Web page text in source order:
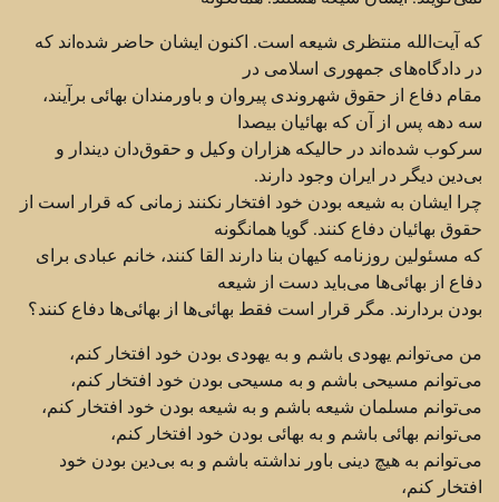
که آیت‌الله ‏منتظری شیعه است. اکنون ایشان حاضر شده‌اند که
در دادگاه‌های جمهوری اسلامی در
مقام دفاع از حقوق ‏شهروندی پیروان و باورمندان بهائی برآیند،
سه دهه پس از آن که بهائیان بیصدا
سرکوب شده‌اند در حالیکه ‏هزاران وکیل و حقوق‌دان دیندار و
بی‌دین دیگر در ایران وجود دارند. ‏
چرا ایشان به شیعه بودن خود افتخار نکنند زمانی که قرار است از
حقوق بهائیان دفاع کنند. گویا همانگونه
که ‏مسئولین روزنامه کیهان بنا دارند القا کنند، خانم عبادی برای
دفاع از بهائی‌ها می‌باید دست از شیعه
بودن بردارند. ‏مگر قرار است فقط بهائی‌ها از بهائی‌ها دفاع کنند؟
من می‌توانم یهودی باشم و به یهودی بودن خود افتخار کنم، ‏
می‌توانم مسیحی باشم و به مسیحی بودن خود افتخار کنم،
می‌توانم مسلمان شیعه باشم و به شیعه بودن خود افتخار کنم، ‏
می‌توانم بهائی باشم و به بهائی بودن خود افتخار کنم،
می‌توانم به هیچ دینی باور نداشته باشم و به بی‌دین بودن خود
افتخار کنم،